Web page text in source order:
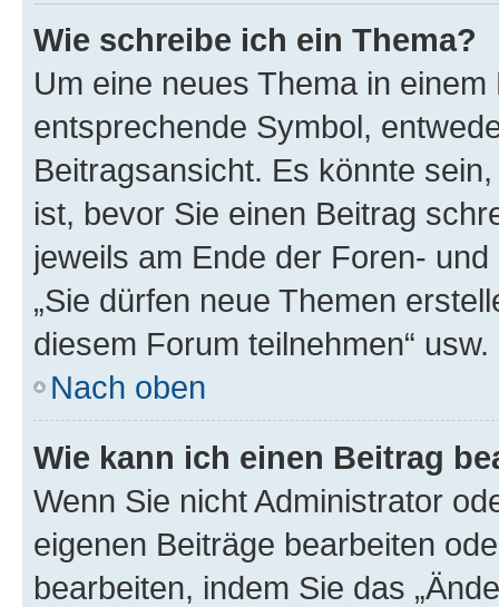
Wie schreibe ich ein Thema?
Um eine neues Thema in
entsprechende Symbol,
Beitragsansicht. Es könnte
ist, bevor Sie einen Beitrag
jeweils am Ende der Foren-
„Sie dürfen neue Themen
diesem Forum teilnehmen“ usw.
Nach oben
Wie kann ich einen Beitrag
Wenn Sie nicht Administrator
eigenen Beiträge bearbeiten
bearbeiten, indem Sie das